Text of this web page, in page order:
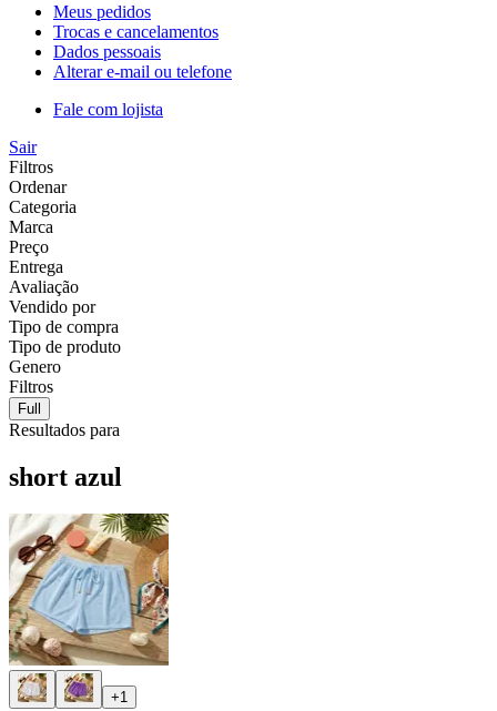
Meus pedidos
Trocas e cancelamentos
Dados pessoais
Alterar e-mail ou telefone
Fale com lojista
Sair
Filtros
Ordenar
Categoria
Marca
Preço
Entrega
Avaliação
Vendido por
Tipo de compra
Tipo de produto
Genero
Filtros
Full
Resultados para
short azul
+1